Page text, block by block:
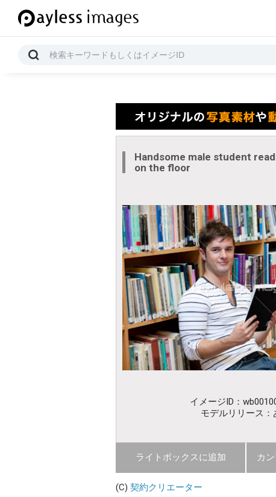
Handsome male student
on the floor
イメージID：
モデルリリース：
ライトボックスに追加 カ
(C) 契約クリエーター